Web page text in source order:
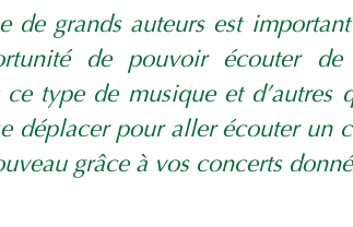
de grands auteurs est
de pouvoir écouter
ce type de musique et
déplacer pour aller écouter un
grâce à vos concerts